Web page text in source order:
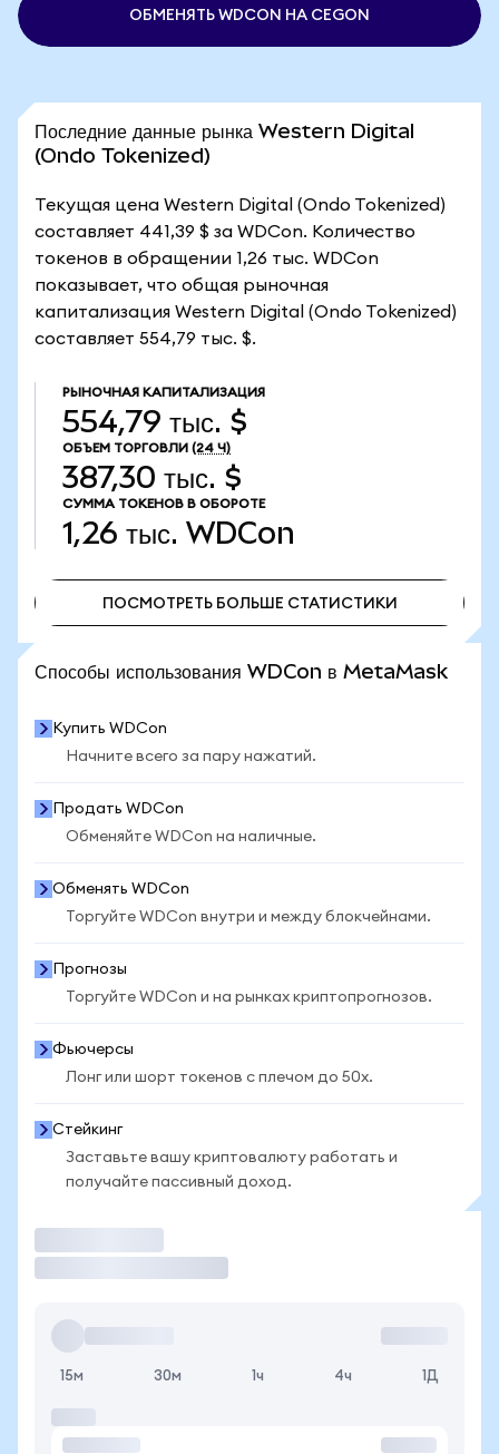
ОБМЕНЯТЬ WDCON НА CEGON
Последние данные рынка Western Digital
(Ondo Tokenized)
Текущая цена Western Digital (Ondo Tokenized)
составляет 441,39 $ за WDCon. Количество
токенов в обращении 1,26 тыс. WDCon
показывает, что общая рыночная
капитализация Western Digital (Ondo Tokenized)
составляет 554,79 тыс. $.
РЫНОЧНАЯ КАПИТАЛИЗАЦИЯ
554,79 тыс. $
ОБЪЕМ ТОРГОВЛИ (24 Ч)
387,30 тыс. $
СУММА ТОКЕНОВ В ОБОРОТЕ
1,26 тыс. WDCon
ПОСМОТРЕТЬ БОЛЬШЕ СТАТИСТИКИ
Способы использования WDCon в MetaMask
Купить WDCon
Начните всего за пару нажатий.
Продать WDCon
Обменяйте WDCon на наличные.
Обменять WDCon
Торгуйте WDCon внутри и между блокчейнами.
Прогнозы
Торгуйте WDCon и на рынках криптопрогнозов.
Фьючерсы
Лонг или шорт токенов с плечом до 50x.
Стейкинг
Заставьте вашу криптовалюту работать и
получайте пассивный доход.
15м 30м 1ч 4ч 1Д